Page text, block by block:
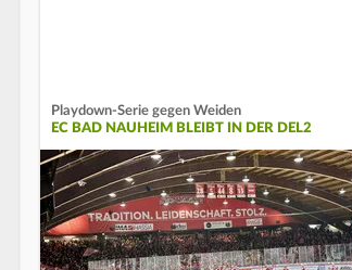
Playdown-Serie gegen Weiden
EC BAD NAUHEIM BLEIBT IN DER DEL2